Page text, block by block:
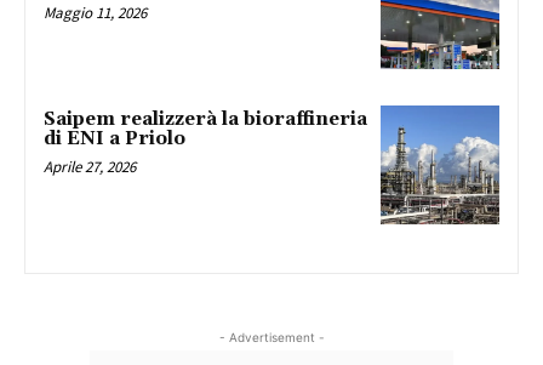
Maggio 11, 2026
Saipem realizzerà la bioraffineria
di ENI a Priolo
Aprile 27, 2026
- Advertisement -